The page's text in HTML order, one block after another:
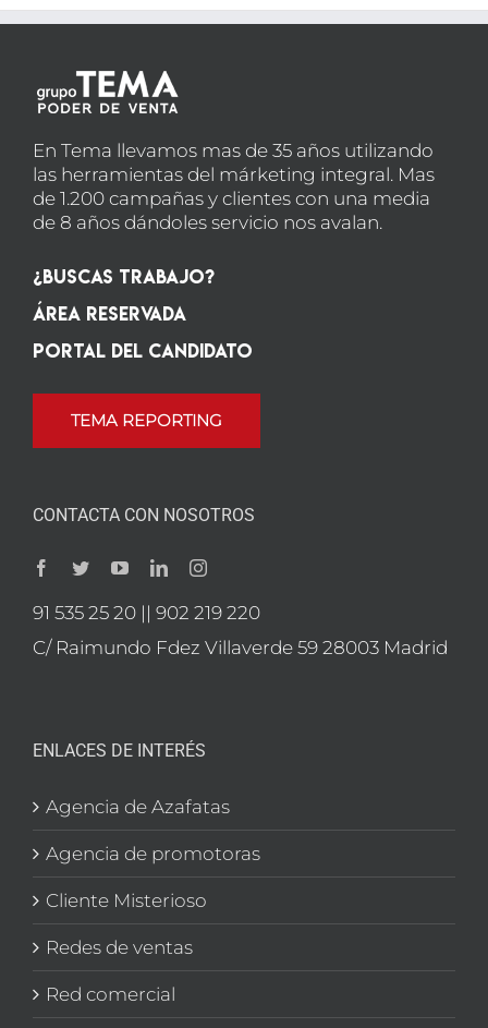
En Tema llevamos mas de 35 años utilizando
las herramientas del márketing integral. Mas
de 1.200 campañas y clientes con una media
de 8 años dándoles servicio nos avalan.
¿Buscas Trabajo?
Área Reservada
Portal del candidato
TEMA REPORTING
CONTACTA CON NOSOTROS
91 535 25 20 || 902 219 220
C/ Raimundo Fdez Villaverde 59 28003 Madrid
ENLACES DE INTERÉS
Agencia de Azafatas
Agencia de promotoras
Cliente Misterioso
Redes de ventas
Red comercial